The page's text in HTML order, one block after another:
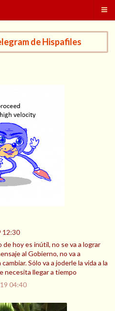
de Hispafiles
12:30
hoy es inútil, no se va a lograr
al Gobierno, no va a
Sólo va a joderle la vida a la
necesita llegar a tiempo
04:40